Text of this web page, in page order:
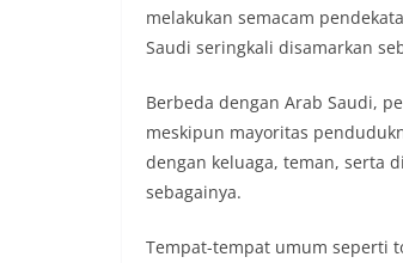
melakukan semacam
Saudi seringkali disamarkan
Berbeda dengan Arab Saudi,
meskipun mayoritas
dengan keluaga, teman, serta
sebagainya.
Tempat-tempat umum seperti